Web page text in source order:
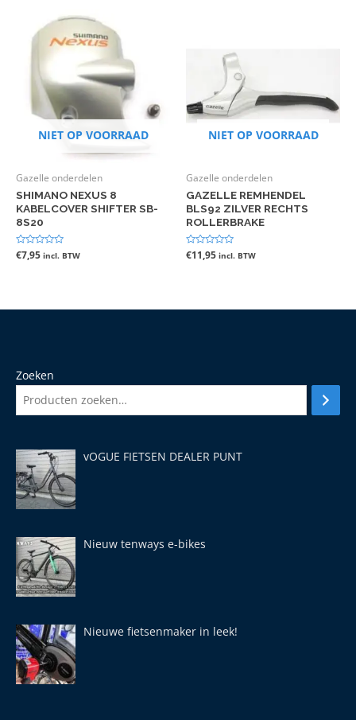
NIET OP VOORRAAD
Gazelle onderdelen
SHIMANO NEXUS 8
KABELCOVER SHIFTER SB-
8S20
Gewaardeerd
0
€7,95 incl. BTW
NIET OP VOORRAAD
Gazelle onderdelen
GAZELLE REMHENDEL
BLS92 ZILVER RECHTS
ROLLERBRAKE
Gewaardeerd
0
€11,95 incl. BTW
Zoeken
vOGUE FIETSEN DEALER PUNT
Nieuw tenways e-bikes
Nieuwe fietsenmaker in leek!